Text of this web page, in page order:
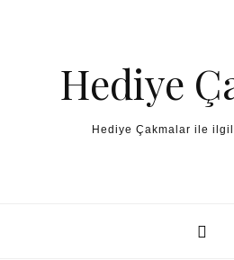
Hediye
Hediye Çakmalar ile